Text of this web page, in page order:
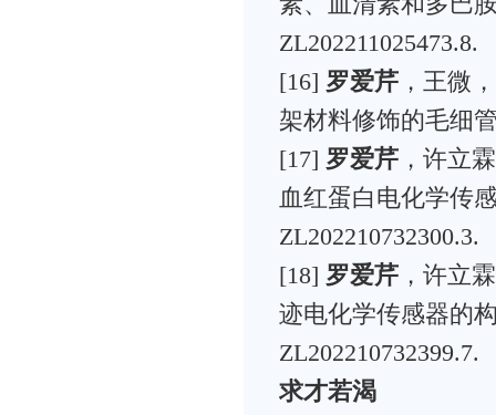
ZL202211025473.8.
[16] 罗爱芹 ，王微
架材料修饰的毛细
[17] 罗爱芹 ，许立
血红蛋白电化学传
ZL202210732300.3.
[18] 罗爱芹 ，许立
迹电化学传感器的
ZL202210732399.7.
求才若渴